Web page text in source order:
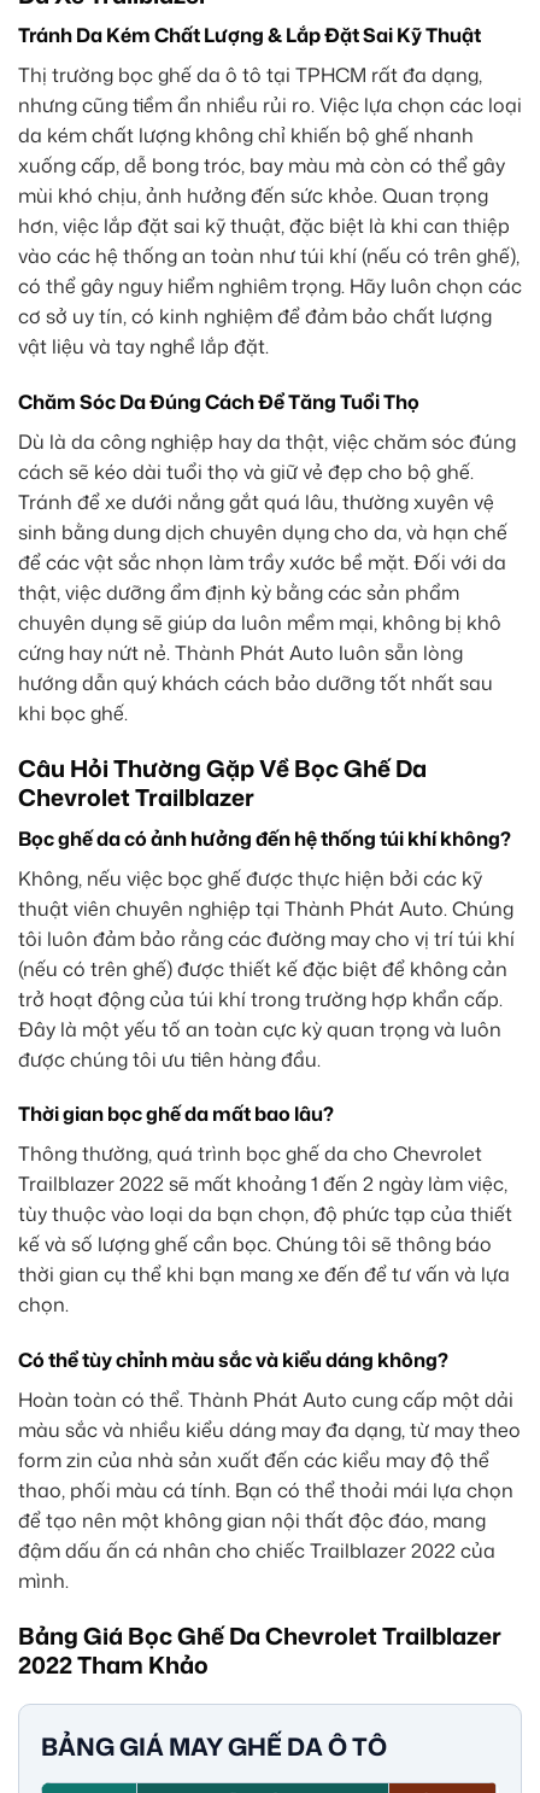
Tránh Da Kém Chất Lượng & Lắp Đặt Sai Kỹ Thuật
Thị trường bọc ghế da ô tô tại TPHCM rất đa dạng,
nhưng cũng tiềm ẩn nhiều rủi ro. Việc lựa chọn các loại
da kém chất lượng không chỉ khiến bộ ghế nhanh
xuống cấp, dễ bong tróc, bay màu mà còn có thể gây
mùi khó chịu, ảnh hưởng đến sức khỏe. Quan trọng
hơn, việc lắp đặt sai kỹ thuật, đặc biệt là khi can thiệp
vào các hệ thống an toàn như túi khí (nếu có trên ghế),
có thể gây nguy hiểm nghiêm trọng. Hãy luôn chọn các
cơ sở uy tín, có kinh nghiệm để đảm bảo chất lượng
vật liệu và tay nghề lắp đặt.
Chăm Sóc Da Đúng Cách Để Tăng Tuổi Thọ
Dù là da công nghiệp hay da thật, việc chăm sóc đúng
cách sẽ kéo dài tuổi thọ và giữ vẻ đẹp cho bộ ghế.
Tránh để xe dưới nắng gắt quá lâu, thường xuyên vệ
sinh bằng dung dịch chuyên dụng cho da, và hạn chế
để các vật sắc nhọn làm trầy xước bề mặt. Đối với da
thật, việc dưỡng ẩm định kỳ bằng các sản phẩm
chuyên dụng sẽ giúp da luôn mềm mại, không bị khô
cứng hay nứt nẻ. Thành Phát Auto luôn sẵn lòng
hướng dẫn quý khách cách bảo dưỡng tốt nhất sau
khi bọc ghế.
Câu Hỏi Thường Gặp Về Bọc Ghế Da
Chevrolet Trailblazer
Bọc ghế da có ảnh hưởng đến hệ thống túi khí không?
Không, nếu việc bọc ghế được thực hiện bởi các kỹ
thuật viên chuyên nghiệp tại Thành Phát Auto. Chúng
tôi luôn đảm bảo rằng các đường may cho vị trí túi khí
(nếu có trên ghế) được thiết kế đặc biệt để không cản
trở hoạt động của túi khí trong trường hợp khẩn cấp.
Đây là một yếu tố an toàn cực kỳ quan trọng và luôn
được chúng tôi ưu tiên hàng đầu.
Thời gian bọc ghế da mất bao lâu?
Thông thường, quá trình bọc ghế da cho Chevrolet
Trailblazer 2022 sẽ mất khoảng 1 đến 2 ngày làm việc,
tùy thuộc vào loại da bạn chọn, độ phức tạp của thiết
kế và số lượng ghế cần bọc. Chúng tôi sẽ thông báo
thời gian cụ thể khi bạn mang xe đến để tư vấn và lựa
chọn.
Có thể tùy chỉnh màu sắc và kiểu dáng không?
Hoàn toàn có thể. Thành Phát Auto cung cấp một dải
màu sắc và nhiều kiểu dáng may đa dạng, từ may theo
form zin của nhà sản xuất đến các kiểu may độ thể
thao, phối màu cá tính. Bạn có thể thoải mái lựa chọn
để tạo nên một không gian nội thất độc đáo, mang
đậm dấu ấn cá nhân cho chiếc Trailblazer 2022 của
mình.
Bảng Giá Bọc Ghế Da Chevrolet Trailblazer
2022 Tham Khảo
BẢNG GIÁ MAY GHẾ DA Ô TÔ